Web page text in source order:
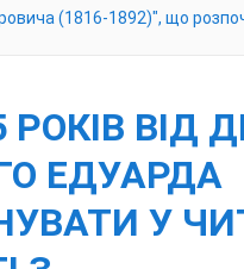
(1816-1892)", що
ВІД
ЕДУАРДА
У